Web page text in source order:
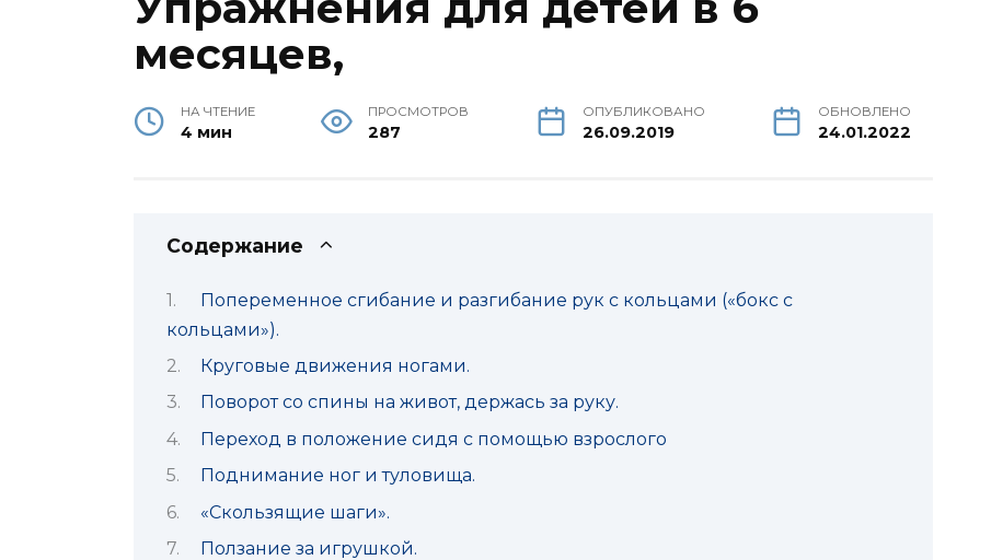
месяцев,
НА ЧТЕНИЕ
4 мин
ПРОСМОТРОВ
287
ОПУБЛИКОВАНО
26.09.2019
ОБНОВЛЕНО
24.01.2022
Содержание
Попеременное сгибание и разгибание рук с кольцами («бокс с
кольцами»).
Круговые движения ногами.
Поворот со спины на живот, держась за руку.
Переход в положение сидя с помощью взрослого
Поднимание ног и туловища.
«Скользящие шаги».
Ползание за игрушкой.